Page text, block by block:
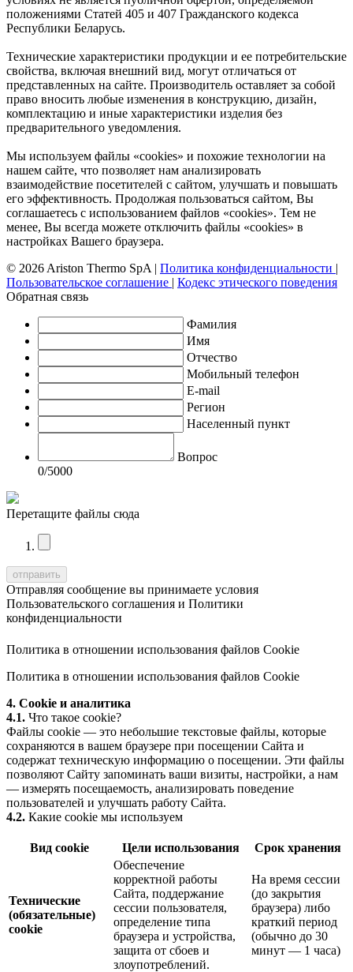
положениями Статей 405 и 407 Гражданского кодекса
Республики Беларусь.
Технические характеристики продукции и ее потребительские
свойства, включая внешний вид, могут отличаться от
представленных на сайте. Производитель оставляет за собой
право вносить любые изменения в конструкцию, дизайн,
комплектацию и иные характеристики изделия без
предварительного уведомления.
Мы используем файлы «cookies» и похожие технологии на
нашем сайте, что позволяет нам анализировать
взаимодействие посетителей с сайтом, улучшать и повышать
его эффективность. Продолжая пользоваться сайтом, Вы
соглашаетесь с использованием файлов «cookies». Тем не
менее, Вы всегда можете отключить файлы «cookies» в
настройках Вашего браузера.
© 2026 Ariston Thermo SpA | Политика конфиденциальности |
Пользовательское соглашение | Кодекс этического поведения
Обратная связь
Фамилия
Имя
Отчество
Мобильный телефон
E-mail
Регион
Населенный пункт
Вопрос
0/5000
Перетащите файлы сюда
Отправляя сообщение вы принимаете условия
Пользовательского соглашения и Политики
конфиденциальности
Политика в отношении использования файлов Cookie
Политика в отношении использования файлов Cookie
4. Cookie и аналитика
4.1. Что такое cookie?
Файлы cookie — это небольшие текстовые файлы, которые
сохраняются в вашем браузере при посещении Сайта и
содержат техническую информацию о посещении. Эти файлы
позволяют Сайту запоминать ваши визиты, настройки, а нам
— измерять посещаемость, анализировать поведение
пользователей и улучшать работу Сайта.
4.2. Какие cookie мы используем
Вид cookie Цели использования Срок хранения
Технические
(обязательные)
cookie
Обеспечение
корректной работы
Сайта, поддержание
сессии пользователя,
определение типа
браузера и устройства,
защита от сбоев и
злоупотреблений.
На время сессии
(до закрытия
браузера) либо
краткий период
(обычно до 30
минут — 1 часа)